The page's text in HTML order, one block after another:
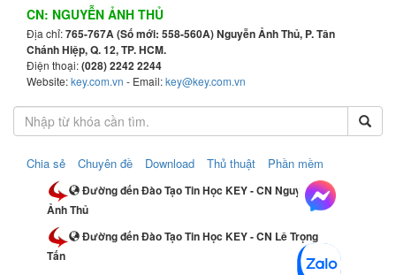
CN: NGUYỄN ẢNH THỦ
Địa chỉ:765-767A (Số mới: 558-560A) Nguyễn Ảnh Thủ, P. Tân
Chánh Hiệp, Q. 12, TP. HCM.
Điện thoại:(028) 2242 2244
Website:key.com.vn - Email:key@key.com.vn
Chia sẻ Chuyên đề Download Thủ thuật Phần mềm
Đường đến Đào Tạo Tin Học KEY - CN Nguyễn
Ảnh Thủ
Đường đến Đào Tạo Tin Học KEY - CN Lê Trọng
Tấn